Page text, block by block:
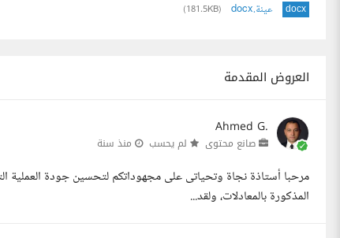
docx عينة.docx (181.5KB)
العروض المقدمة
Ahmed G.
صانع محتوى لم يحسب منذ سنة
مرحبا أستاذة نجاة وتحياتى على مجهوداتكم لتحسين جودة العملية
المذكورة بالمعادلات، ولقد...